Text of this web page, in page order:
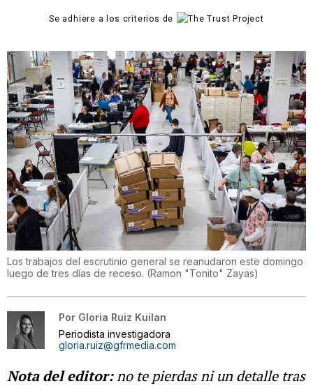
Se adhiere a los criterios de
Los trabajos del escrutinio general se reanudaron este domingo
luego de tres días de receso. (Ramon "Tonito" Zayas)
Por Gloria Ruiz Kuilan
Periodista investigadora
gloria.ruiz@gfrmedia.com
Nota del editor:no te pierdas ni un detalle tras